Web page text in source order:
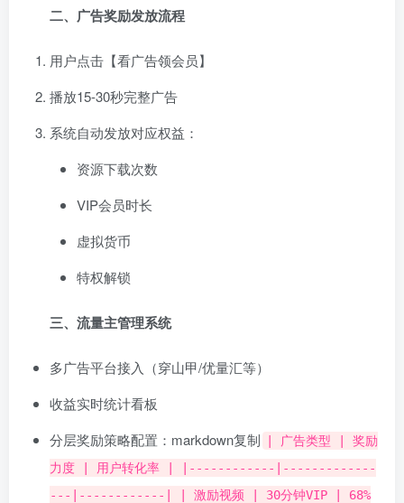
二、广告奖励发放流程
用户点击【看广告领会员】
播放15-30秒完整广告
系统自动发放对应权益：
资源下载次数
VIP会员时长
虚拟货币
特权解锁
三、流量主管理系统
多广告平台接入（穿山甲/优量汇等）
收益实时统计看板
分层奖励策略配置：markdown复制
| 广告类型 | 奖励
力度 | 用户转化率 | |------------|-------------
---|------------| | 激励视频 | 30分钟VIP | 68%